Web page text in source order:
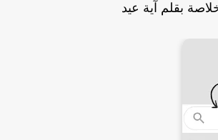
بقلم آية عيد